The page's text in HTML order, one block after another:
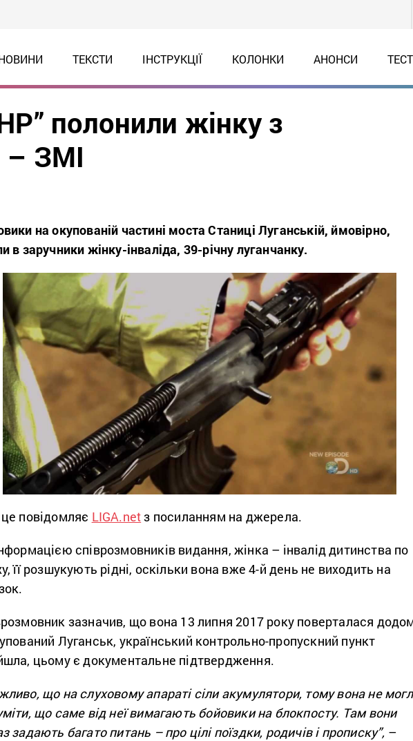
ТЕКСТИ ІНСТРУКЦІЇ КОЛОНКИ АНОНСИ
полонили жінку з
– ЗМІ
на окупованій частині моста Станиці Луганській, ймовірно,
в заручники жінку-інваліда, 39-річну луганчанку.
повідомляє LIGA.netз посиланням на джерела.
співрозмовників видання, жінка – інвалід дитинства по
її розшукують рідні, оскільки вона вже 4-й день не виходить на
зазначив, що вона 13 липня 2017 року поверталася
Луганськ, український контрольно-пропускний пункт
цьому є документальне підтвердження.
що на слуховому апараті сіли акумулятори, тому вона не
що саме від неї вимагають бойовики на блокпосту. Там вони
задають багато питань – про цілі поїздки, родичів і прописку”, –